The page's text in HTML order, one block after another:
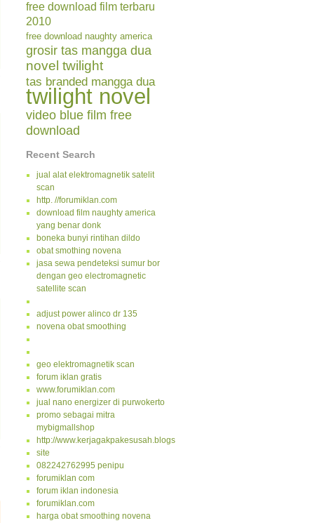
free download film terbaru
2010
free download naughty america
grosir tas mangga dua
novel twilight
tas branded mangga dua
twilight novel
video blue film free
download
Recent Search
jual alat elektromagnetik satelit
scan
http. //forumiklan.com
download film naughty america
yang benar donk
boneka bunyi rintihan dildo
obat smothing novena
jasa sewa pendeteksi sumur bor
dengan geo electromagnetic
satellite scan
adjust power alinco dr 135
novena obat smoothing
geo elektromagnetik scan
forum iklan gratis
www.forumiklan.com
jual nano energizer di purwokerto
promo sebagai mitra
mybigmallshop
http://www.kerjagakpakesusah.blogspot.com/
site
082242762995 penipu
forumiklan com
forum iklan indonesia
forumiklan.com
harga obat smoothing novena